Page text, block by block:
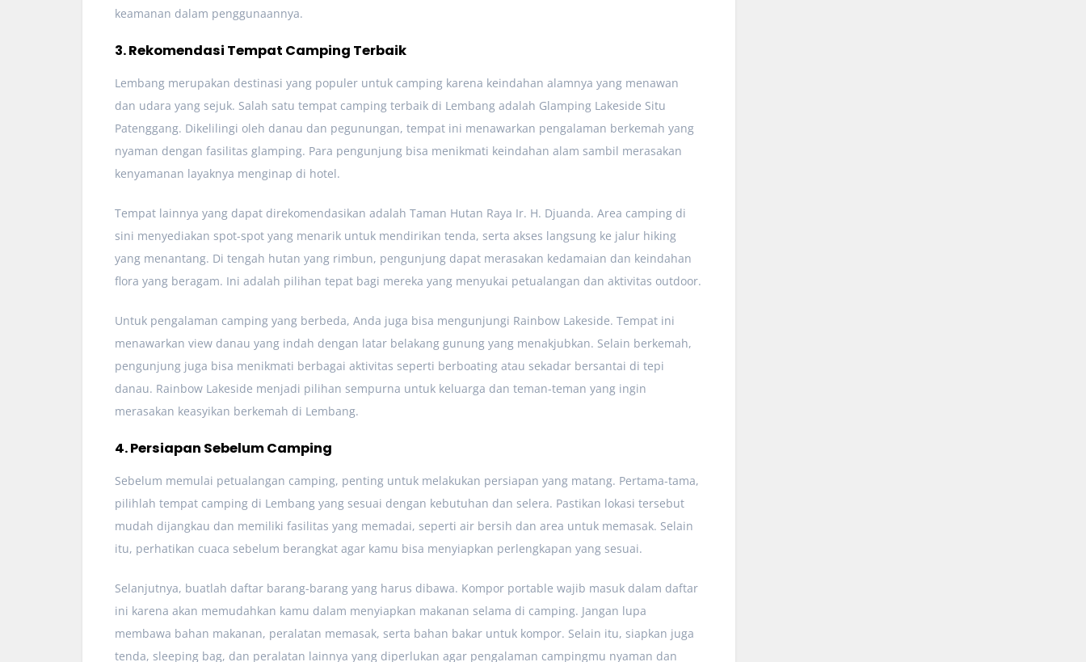
keamanan dalam penggunaannya.
3. Rekomendasi Tempat Camping Terbaik
Lembang merupakan destinasi yang populer untuk camping karena keindahan alamnya yang menawan
dan udara yang sejuk. Salah satu tempat camping terbaik di Lembang adalah Glamping Lakeside Situ
Patenggang. Dikelilingi oleh danau dan pegunungan, tempat ini menawarkan pengalaman berkemah yang
nyaman dengan fasilitas glamping. Para pengunjung bisa menikmati keindahan alam sambil merasakan
kenyamanan layaknya menginap di hotel.
Tempat lainnya yang dapat direkomendasikan adalah Taman Hutan Raya Ir. H. Djuanda. Area camping di
sini menyediakan spot-spot yang menarik untuk mendirikan tenda, serta akses langsung ke jalur hiking
yang menantang. Di tengah hutan yang rimbun, pengunjung dapat merasakan kedamaian dan keindahan
flora yang beragam. Ini adalah pilihan tepat bagi mereka yang menyukai petualangan dan aktivitas outdoor.
Untuk pengalaman camping yang berbeda, Anda juga bisa mengunjungi Rainbow Lakeside. Tempat ini
menawarkan view danau yang indah dengan latar belakang gunung yang menakjubkan. Selain berkemah,
pengunjung juga bisa menikmati berbagai aktivitas seperti berboating atau sekadar bersantai di tepi
danau. Rainbow Lakeside menjadi pilihan sempurna untuk keluarga dan teman-teman yang ingin
merasakan keasyikan berkemah di Lembang.
4. Persiapan Sebelum Camping
Sebelum memulai petualangan camping, penting untuk melakukan persiapan yang matang. Pertama-tama,
pilihlah tempat camping di Lembang yang sesuai dengan kebutuhan dan selera. Pastikan lokasi tersebut
mudah dijangkau dan memiliki fasilitas yang memadai, seperti air bersih dan area untuk memasak. Selain
itu, perhatikan cuaca sebelum berangkat agar kamu bisa menyiapkan perlengkapan yang sesuai.
Selanjutnya, buatlah daftar barang-barang yang harus dibawa. Kompor portable wajib masuk dalam daftar
ini karena akan memudahkan kamu dalam menyiapkan makanan selama di camping. Jangan lupa
membawa bahan makanan, peralatan memasak, serta bahan bakar untuk kompor. Selain itu, siapkan juga
tenda, sleeping bag, dan peralatan lainnya yang diperlukan agar pengalaman campingmu nyaman dan